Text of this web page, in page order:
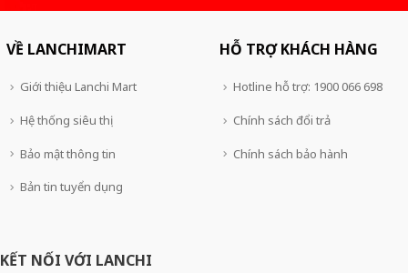
VỀ LANCHIMART
Giới thiệu Lanchi Mart
Hệ thống siêu thị
Bảo mật thông tin
Bản tin tuyển dụng
HỖ TRỢ KHÁCH HÀNG
Hotline hỗ trợ: 1900 066 698
Chính sách đổi trả
Chính sách bảo hành
KẾT NỐI VỚI LANCHI